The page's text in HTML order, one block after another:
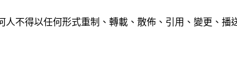
不得以任何形式重制、轉載、散佈、引用、變更、